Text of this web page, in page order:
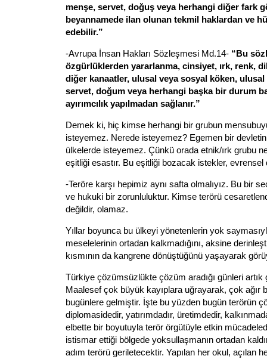
menşe, servet, doğuş veya herhangi diğer fark
beyannamede ilan olunan tekmil haklardan ve
edebilir.”
-Avrupa İnsan Hakları Sözleşmesi Md.14- “Bu
özgürlüklerden yararlanma, cinsiyet, ırk, renk,
diğer kanaatler, ulusal veya sosyal köken, ulusal
servet, doğum veya herhangi başka bir durum
ayırımcılık yapılmadan sağlanır.”
Demek ki, hiç kimse herhangi bir grubun
isteyemez. Nerede isteyemez? Egemen bir
ülkelerde isteyemez. Çünkü orada etnik/ırk grubu
eşitliği esastır. Bu eşitliği bozacak istekler, evrensel
-Teröre karşı hepimiz aynı safta olmalıyız. Bu bir
ve hukuki bir zorunluluktur. Kimse terörü
değildir, olamaz.
Yıllar boyunca bu ülkeyi yönetenlerin yok
meselelerinin ortadan kalkmadığını, aksine
kısmının da kangrene dönüştüğünü yaşayarak
Türkiye çözümsüzlükte çözüm aradığı günleri artık
Maalesef çok büyük kayıplara uğrayarak, çok ağır
bugünlere gelmiştir. İşte bu yüzden bugün terörün
diplomasidedir, yatırımdadır, üretimdedir,
elbette bir boyutuyla terör örgütüyle etkin
istismar ettiği bölgede yoksullaşmanın ortadan
adım terörü geriletecektir. Yapılan her okul, açılan